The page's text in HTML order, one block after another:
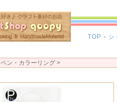
TOP - シ
ペン・カラーリング >